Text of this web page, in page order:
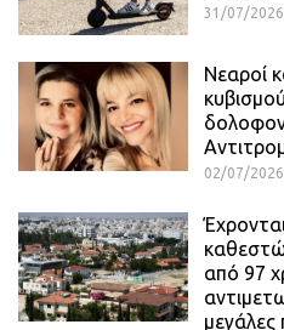
31/07/2026
Νεαροί
02/07/
από 97
μεγάλες